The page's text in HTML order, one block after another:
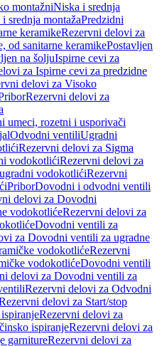
montažniNiska i srednja
srednja montažaPredzidni
keramikeRezervni delovi za
od sanitarne keramikePostavljen
na šoljuIspirne cevi za
za Ispirne cevi za predzidne
delovi za Visoko
Rezervni delovi za
umeci, rozetni i usporivači
Odvodni ventiliUgradni
Rezervni delovi za Sigma
vodokotlićiRezervni delovi za
vodokotlićiRezervni
PriborDovodni i odvodni ventili
delovi za Dovodni
vodokotlićeRezervni delovi za
Dovodni ventili za
za Dovodni ventili za ugradne
vodokotlićeRezervni
vodokotlićeDovodni ventili
delovi za Dovodni ventili za
Rezervni delovi za Odvodni
delovi za Start/stop
Rezervni delovi za
ispiranjeRezervni delovi za
garnitureRezervni delovi za